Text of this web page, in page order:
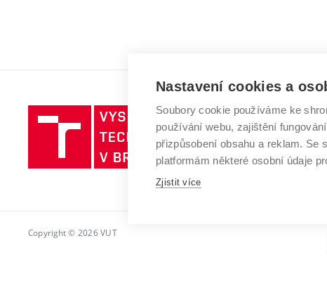
Vysoké
učení
technické
v
Copyright © 2026 VUT
Nastavení cookies a
Soubory cookie používáme ke
používání webu, zajištění
přizpůsobení obsahu a reklam. Se
platformám některé osobní údaje
Zjistit více